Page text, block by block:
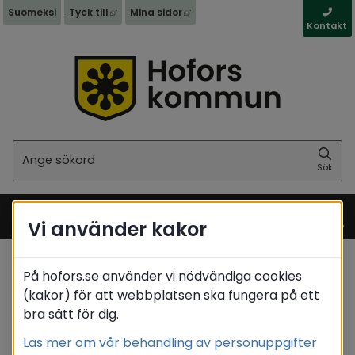
Suomeksi Tyck till Länk till annan webbplats, öppnas i nytt
Mina sidor Länk till annan webbplats,
Kontakt
Sök
Meny
Startsida / Boende & miljö
/ Samhällsplanering / Detaljplanering
/ Detaljplaneprocessen
Vi använder kakor
På hofors.se använder vi nödvändiga cookies
(kakor) för att webbplatsen ska fungera på ett
bra sätt för dig.
Läs mer om vår behandling av personuppgifter